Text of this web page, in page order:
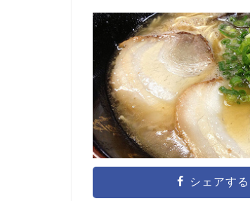
シェアする